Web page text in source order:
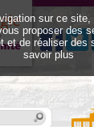
sur ce
proposer des
et de réaliser des
savoir plus